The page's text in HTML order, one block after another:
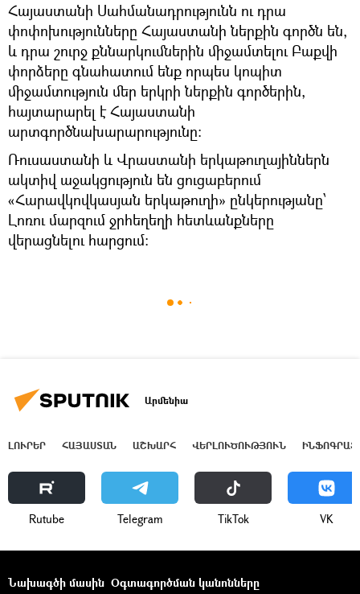
Հայաստանի Սահմանադրությունն ու դրա
փոփոխությունները Հայաստանի ներքին գործն են,
և դրա շուրջ քննարկումներին միջամտելու Բաքվի
փորձերը գնահատում ենք որպես կոպիտ
միջամտություն մեր երկրի ներքին գործերին,
հայտարարել է Հայաստանի
արտգործնախարարությունը։
Ռուսաստանի և Վրաստանի երկաթուղայիններն
ակտիվ աջակցություն են ցուցաբերում
«Հարավկովկասյան երկաթուղի» ընկերությանը՝
Լոռու մարզում ջրհեղեղի հետևանքները
վերացնելու հարցում:
Արմենիա
ԼՈՒՐԵՐ ՀԱՅԱՍՏԱՆ ԱՇԽԱՐՀ ՎԵՐԼՈՒԾՈՒԹՅՈՒՆ
Rutube Telegram ТikТоk VK
Նախագծի մասին Օգտագործման կանոնները